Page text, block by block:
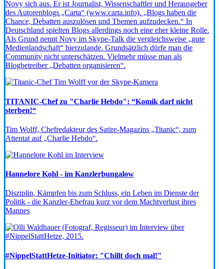
Novy sich aus. Er ist Journalist, Wissenschaftler und Herausgeber
des Autorenblogs „Carta“ (www.carta.info). „Blogs haben die
Chance, Debatten auszulösen und Themen aufzudecken.“ In
Deutschland spielten Blogs allerdings noch eine eher kleine Rolle.
Als Grund nennt Novy im Skype-Talk die vergleichsweise „gute
Medienlandschaft“ hierzulande. Grundsätzlich dürfe man die
Community nicht unterschätzen. Vielmehr müsse man als
Blogbetreiber „Debatten organisieren“.
TITANIC-Chef zu "Charlie Hebdo": “Komik darf nicht
sterben!“
Tim Wolff, Chefredakteur des Satire-Magazins „Titanic“, zum
Attentat auf „Charlie Hebdo“.
Hannelore Kohl - im Kanzlerbungalow
Disziplin, Kämpfen bis zum Schluss, ein Leben im Dienste der
Politik - die Kanzler-Ehefrau kurz vor dem Machtverlust ihres
Mannes
#NippelStattHetze-Initiator: "Chillt doch mal!"